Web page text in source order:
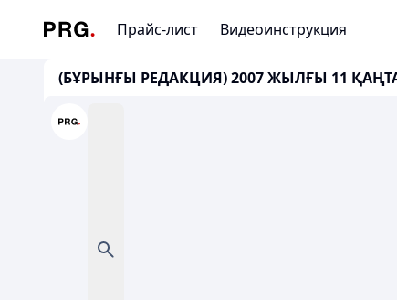
Прайс-лист Видеоинструкция
(БҰРЫНҒЫ РЕДАКЦИЯ) 2007 ЖЫЛҒЫ 11